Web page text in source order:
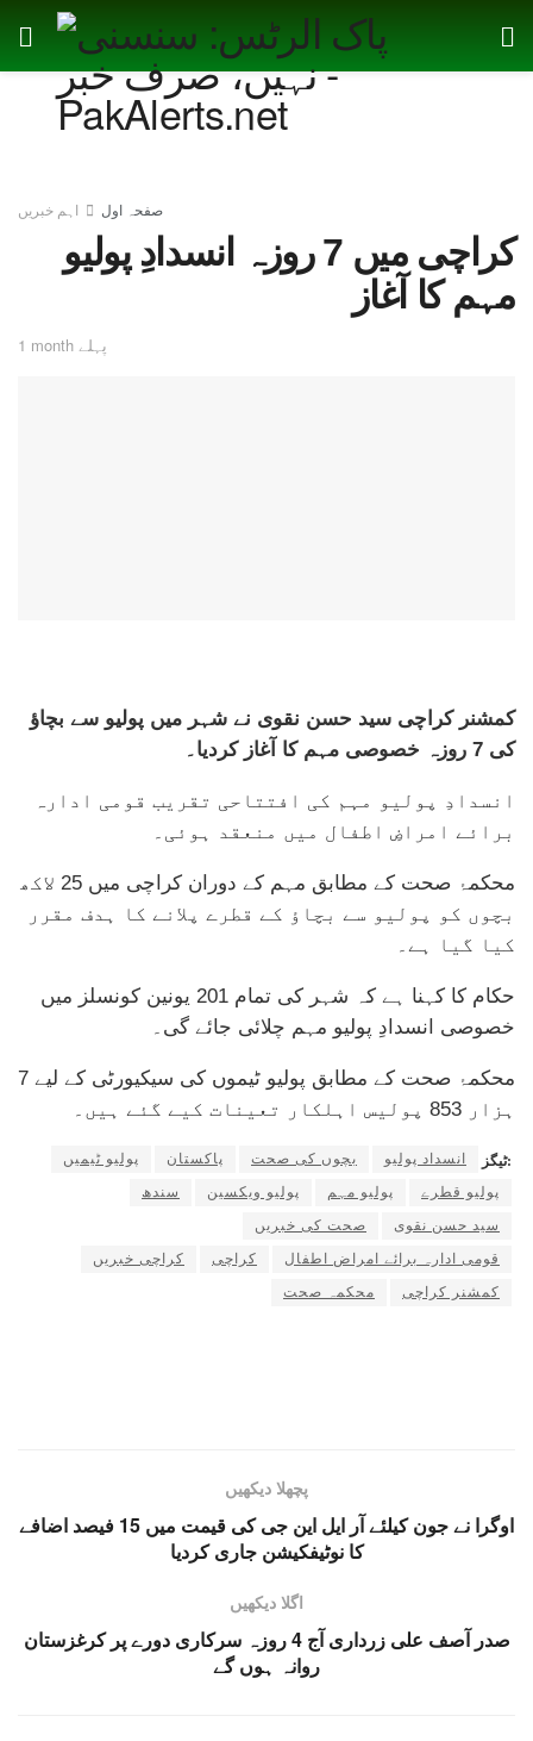
صفحہ اول اہم خبریں
کراچی میں 7 روزہ انسدادِ پولیو
مہم کا آغاز
1 month پہلے
کمشنر کراچی سید حسن نقوی نے شہر میں پولیو سے بچاؤ
کی 7 روزہ خصوصی مہم کا آغاز کردیا۔
انسدادِ پولیو مہم کی افتتاحی تقریب قومی ادارہ
برائے امراضِ اطفال میں منعقد ہوئی۔
محکمۂ صحت کے مطابق مہم کے دوران کراچی میں 25 لاکھ
بچوں کو پولیو سے بچاؤ کے قطرے پلانے کا ہدف مقرر
کیا گیا ہے۔
حکام کا کہنا ہے کہ شہر کی تمام 201 یونین کونسلز میں
خصوصی انسدادِ پولیو مہم چلائی جائے گی۔
محکمۂ صحت کے مطابق پولیو ٹیموں کی سیکیورٹی کے لیے 7
ہزار 853 پولیس اہلکار تعینات کیے گئے ہیں۔
ٹیگز: انسداد پولیو بچوں کی صحت پاکستان
پولیو ٹیمیں
پولیو قطرے
پولیو مہم پولیو ویکسین
سندھ
سید حسن نقوی
صحت کی خبریں
قومی ادارہ برائے امراض اطفال
کراچی
کراچی خبریں
کمشنر کراچی
محکمہ صحت
پچھلا دیکھیں
اوگرا نے جون کیلئے آر ایل این جی کی قیمت میں 15 فیصد اضافے
کا نوٹیفکیشن جاری کردیا
اگلا دیکھیں
صدر آصف علی زرداری آج 4 روزہ سرکاری دورے پر کرغزستان
روانہ ہوں گے